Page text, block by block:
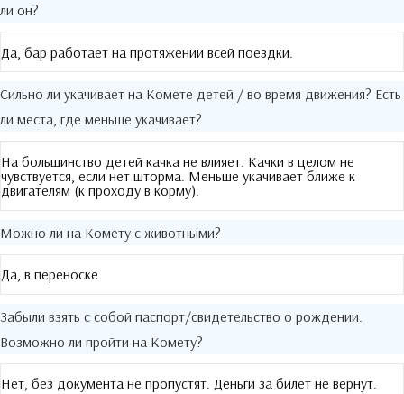
ли он?
Да, бар работает на протяжении всей поездки.
Сильно ли укачивает на Комете детей / во время движения? Есть
ли места, где меньше укачивает?
На большинство детей качка не влияет. Качки в целом не
чувствуется, если нет шторма. Меньше укачивает ближе к
двигателям (к проходу в корму).
Можно ли на Комету с животными?
Да, в переноске.
Забыли взять с собой паспорт/свидетельство о рождении.
Возможно ли пройти на Комету?
Нет, без документа не пропустят. Деньги за билет не вернут.